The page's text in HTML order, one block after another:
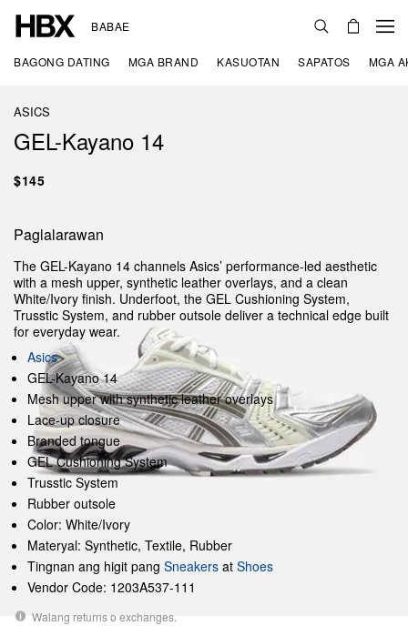
BABAE
BAGONG DATING MGA BRAND KASUOTAN SAPATOS MGA
ASICS
GEL-Kayano 14
$145
Paglalarawan
The GEL-Kayano 14 channels Asics’ performance-led aesthetic
with a mesh upper, synthetic leather overlays, and a clean
White/Ivory finish. Underfoot, the GEL Cushioning System,
Trusstic System, and rubber outsole deliver a technical edge built
for everyday wear.
Asics
GEL-Kayano 14
Mesh upper with synthetic leather overlays
Lace-up closure
Branded tongue
GEL Cushioning System
Trusstic System
Rubber outsole
Color: White/Ivory
Materyal: Synthetic, Textile, Rubber
Tingnan ang higit pang Sneakers at Shoes
Vendor Code: 1203A537-111
Walang returns o exchanges.